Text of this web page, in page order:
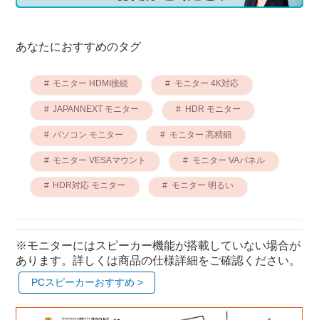
あなたにおすすめのタグ
モニター HDMI接続 モニター 4K対応
JAPANNEXT モニター HDR モニター
パソコン モニター モニター 高精細
モニター VESAマウント モニター VAパネル
HDR対応 モニター モニター 明るい
※モニターにはスピーカー機能が搭載していない場合が
あります。詳しくは商品の仕様詳細をご確認ください。
PCスピーカーおすすめ >